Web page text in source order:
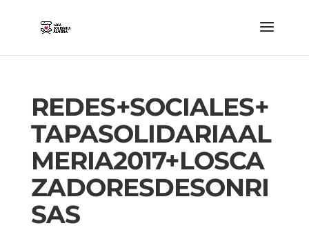
REDES+SOCIALES+
TAPASOLIDARIAAL
MERIA2017+LOSCA
ZADORESDESONRI
SAS